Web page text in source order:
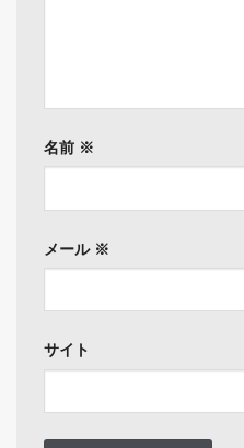
名前 ※
メール ※
サイト